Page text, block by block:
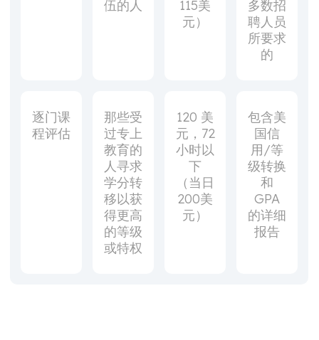
伍的人
115美
元）
多数招
聘人员
所要求
的
逐门课
程评估
那些受
过专上
教育的
人寻求
学分转
移以获
得更高
的等级
或特权
120 美
元，72
小时以
下
（当日
200美
元）
包含美
国信
用/等
级转换
和
GPA
的详细
报告